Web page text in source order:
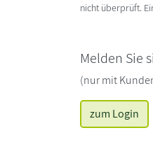
nicht überprüft.
Melden Sie
(nur mit
zum Login